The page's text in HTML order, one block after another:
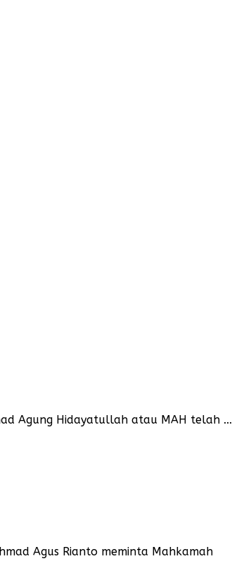
Agung Hidayatullah atau MAH telah ...
Agus Rianto meminta Mahkamah